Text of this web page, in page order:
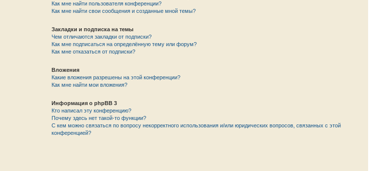
Как мне найти пользователя конференции?
Как мне найти свои сообщения и созданные мной темы?
Закладки и подписка на темы
Чем отличаются закладки от подписки?
Как мне подписаться на определённую тему или форум?
Как мне отказаться от подписки?
Вложения
Какие вложения разрешены на этой конференции?
Как мне найти мои вложения?
Информация о phpBB 3
Кто написал эту конференцию?
Почему здесь нет такой-то функции?
С кем можно связаться по вопросу некорректного использования и/или юридических вопросов, связанных с этой
конференцией?